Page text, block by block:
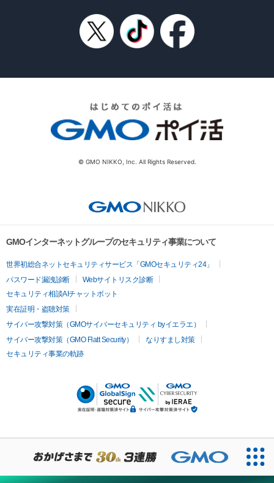
© GMO NIKKO, Inc. All Rights Reserved.
GMOインターネットグループのセキュリティ事業について
世界初総合ネットセキュリティサービス「GMOセキュリティ24」
パスワード漏洩診断
Webサイトリスク診断
セキュリティ相談AIチャットボット
実在証明・盗聴対策
サイバー攻撃対策（GMOサイバーセキュリティ byイエラエ）
サイバー攻撃対策（GMO Flatt Security）
なりすまし対策
セキュリティ事業の軌跡